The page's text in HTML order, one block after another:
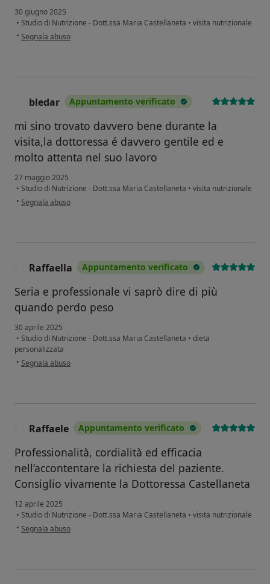
30 giugno 2025
• Studio di Nutrizione - Dott.ssa Maria Castellaneta • visita nutrizionale
• secondo l'opinione dell'utente M.A.
Segnala abuso
bledar Appuntamento verificato
mi sino trovato davvero bene durante la
visita,la dottoressa é davvero gentile ed e
molto attenta nel suo lavoro
27 maggio 2025
• Studio di Nutrizione - Dott.ssa Maria Castellaneta • visita nutrizionale
• secondo l'opinione dell'utente bledar
Segnala abuso
Raffaella Appuntamento verificato
Seria e professionale vi saprò dire di più
quando perdo peso
30 aprile 2025
• Studio di Nutrizione - Dott.ssa Maria Castellaneta • dieta
personalizzata
• secondo l'opinione dell'utente Raffaella
Segnala abuso
Raffaele Appuntamento verificato
Professionalità, cordialità ed efficacia
nell’accontentare la richiesta del paziente.
Consiglio vivamente la Dottoressa Castellaneta
12 aprile 2025
• Studio di Nutrizione - Dott.ssa Maria Castellaneta • visita nutrizionale
• secondo l'opinione dell'utente Raffaele
Segnala abuso